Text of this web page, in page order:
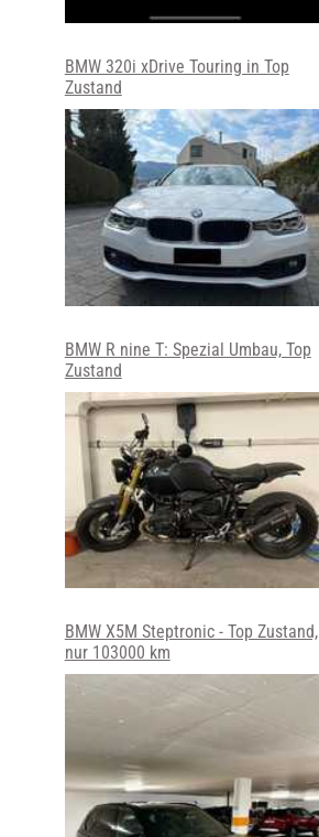
BMW 320i xDrive Touring in Top
Zustand
BMW R nine T: Spezial Umbau, Top
Zustand
BMW X5M Steptronic - Top Zustand,
nur 103000 km